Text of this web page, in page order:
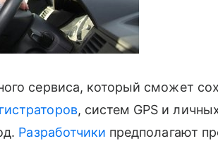
сервиса, который сможет
, систем GPS и
Разработчики предполагают